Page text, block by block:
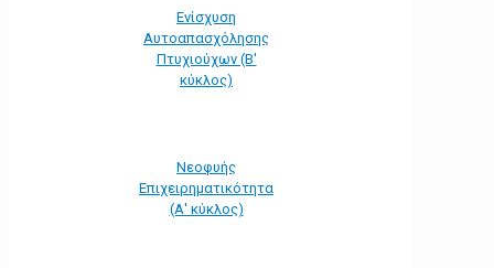
Ενίσχυση
Αυτοαπασχόλησης
Πτυχιούχων (Β'
κύκλος)
Νεοφυής
Επιχειρηματικότητα
(Α' κύκλος)